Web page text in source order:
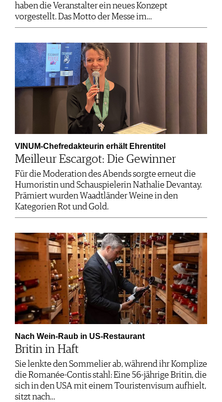
haben die Veranstalter ein neues Konzept
vorgestellt. Das Motto der Messe im…
VINUM-Chefredakteurin erhält Ehrentitel
Meilleur Escargot: Die Gewinner
Für die Moderation des Abends sorgte erneut die
Humoristin und Schauspielerin Nathalie Devantay.
Prämiert wurden Waadtländer Weine in den
Kategorien Rot und Gold.
Nach Wein-Raub in US-Restaurant
Britin in Haft
Sie lenkte den Sommelier ab, während ihr Komplize
die Romanée-Contis stahl: Eine 56-jährige Britin, die
sich in den USA mit einem Touristenvisum aufhielt,
sitzt nach…